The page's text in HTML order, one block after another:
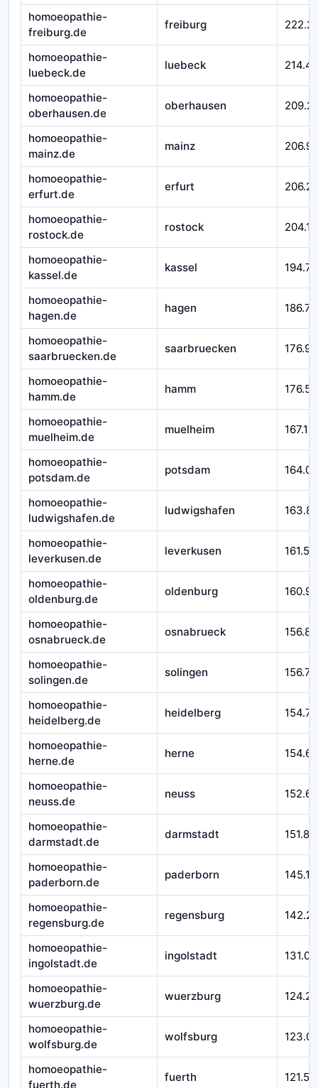
homoeopathie-
freiburg.de
freiburg
homoeopathie-
luebeck.de
luebeck
homoeopathie-
oberhausen.de
oberhausen
homoeopathie-
mainz.de
mainz
homoeopathie-
erfurt.de
erfurt
homoeopathie-
rostock.de
rostock
homoeopathie-
kassel.de
kassel
homoeopathie-
hagen.de
hagen
homoeopathie-
saarbruecken.de
saarbruecken
homoeopathie-
hamm.de
hamm
homoeopathie-
muelheim.de
muelheim
homoeopathie-
potsdam.de
potsdam
homoeopathie-
ludwigshafen.de
ludwigshafen
homoeopathie-
leverkusen.de
leverkusen
homoeopathie-
oldenburg.de
oldenburg
homoeopathie-
osnabrueck.de
osnabrueck
homoeopathie-
solingen.de
solingen
homoeopathie-
heidelberg.de
heidelberg
homoeopathie-
herne.de
herne
homoeopathie-
neuss.de
neuss
homoeopathie-
darmstadt.de
darmstadt
homoeopathie-
paderborn.de
paderborn
homoeopathie-
regensburg.de
regensburg
homoeopathie-
ingolstadt.de
ingolstadt
homoeopathie-
wuerzburg.de
wuerzburg
homoeopathie-
wolfsburg.de
wolfsburg
homoeopathie-
fuerth.de
fuerth